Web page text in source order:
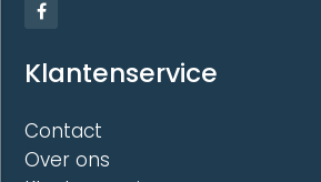
Klantenservice
Contact
Over ons